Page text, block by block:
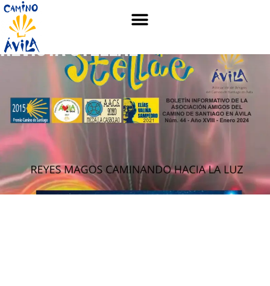
REVISTA STELLAE